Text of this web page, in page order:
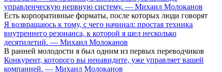
управленческую нервную систему. — Михаил Молоканов
Есть корпоративные форматы, после которых люди говорят
Я возвращаюсь к тому, с чего начинал: простая техника
внутреннего резонанса, к которой я шел несколько
десятилетий. — Михаил Молоканов
В ранней молодости я был одним из первых переводчиков
Конкурент, которого вы ненавидите, уже управляет вашей
компанией. — Михаил Молоканов